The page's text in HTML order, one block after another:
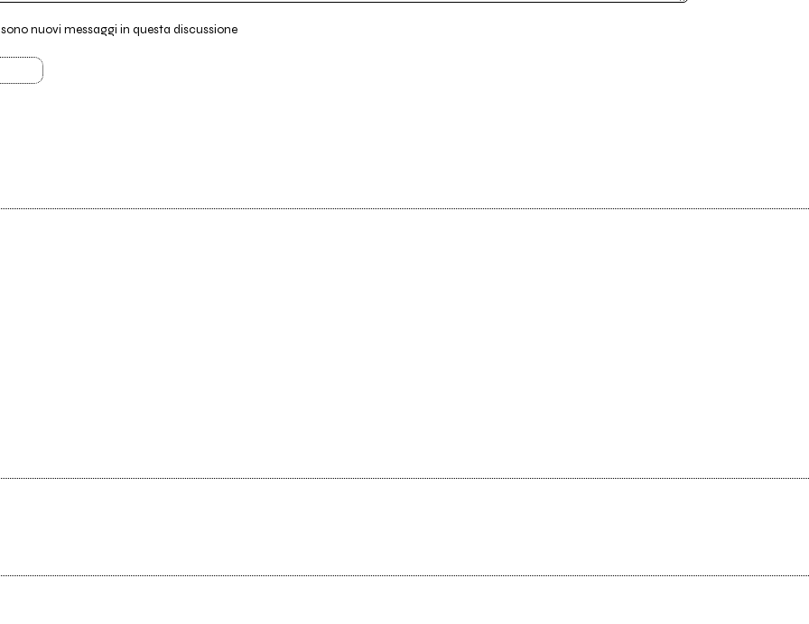
nuovi messaggi in questa discussione